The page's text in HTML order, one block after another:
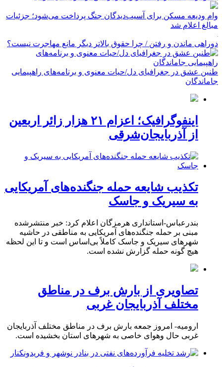
وام ودیعه مسکن برای آسیب‌دیدگان جنگ پرداخت می‌شود؛ جزئیات
مبالغ اعلام شد
دوراهی ماندن و رفتن / چرا حقوق بالاتر دیگر مانع مهاجرت نیست؟
طنین عشق در جغرافیای دل/حیات معنوی و برنامه‌های راهپیمایی
جاماندگان
اینفوگرافیک؛ اعزام ۲۱ هزار زائر اربعین
از آذربایجان‌شرقی
تکذیب شایعه حمله جنگنده‌های آمریکایی
به سیریک و جاسک
بندرعباس-استانداری هرمزگان اعلام کرد: خبر منتشرشده
مبنی بر حمله جنگنده‌های آمریکایی به مناطقی در حاشیه
شهرهای سیریک و جاسک کاملاً بی‌اساس است و تا این لحظه
هیچ گونه حمله گزارش نشده است.
تصاویری از بارش برف در مناطق
مختلف آذربایجان غربی
ارومیه- امروز جمعه بارش برف در مناطق مختلف آذربایجان
غربی حال وهوای خاصی به شهرهای استان بخشیده است.